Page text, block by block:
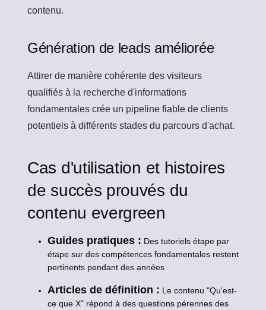
contenu.
Génération de leads améliorée
Attirer de manière cohérente des visiteurs
qualifiés à la recherche d'informations
fondamentales crée un pipeline fiable de clients
potentiels à différents stades du parcours d'achat.
Cas d'utilisation et histoires
de succès prouvés du
contenu evergreen
Guides pratiques : Des tutoriels étape par
étape sur des compétences fondamentales restent
pertinents pendant des années
Articles de définition : Le contenu "Qu'est-
ce que X" répond à des questions pérennes des